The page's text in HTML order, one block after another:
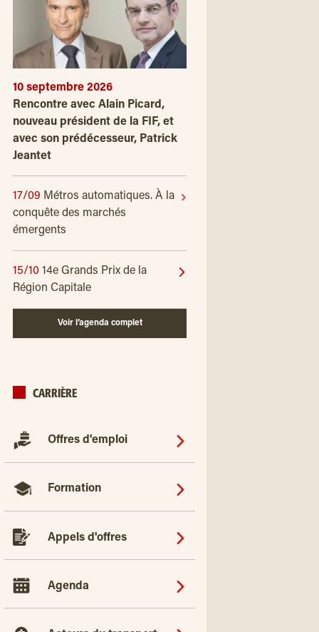
10 septembre 2026
Rencontre avec Alain Picard,
nouveau président de la FIF, et
avec son prédécesseur, Patrick
Jeantet
17/09 Métros automatiques. À la
conquête des marchés
émergents
15/10 14e Grands Prix de la
Région Capitale
Voir l’agenda complet
CARRIÈRE
Offres d'emploi
Formation
Appels d'offres
Agenda